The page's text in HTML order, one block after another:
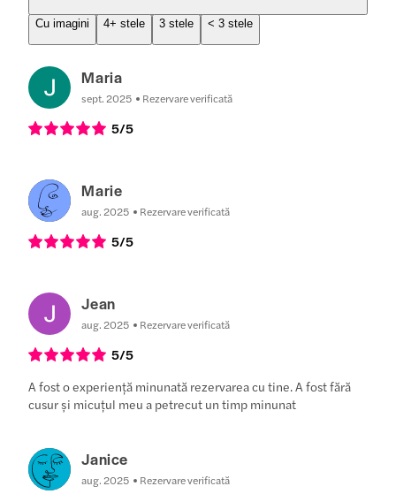
Cu imagini 4+ stele 3 stele < 3 stele
Maria
sept. 2025 Rezervare verificată
5/5
Marie
aug. 2025 Rezervare verificată
5/5
Jean
aug. 2025 Rezervare verificată
5/5
A fost o experiență minunată rezervarea cu tine. A fost fără
cusur și micuțul meu a petrecut un timp minunat
Janice
aug. 2025 Rezervare verificată